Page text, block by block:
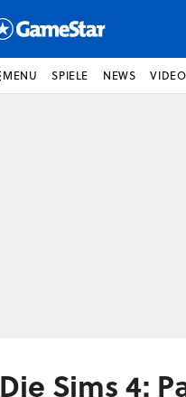
MENU SPIELE NEWS
Die Sims 4: